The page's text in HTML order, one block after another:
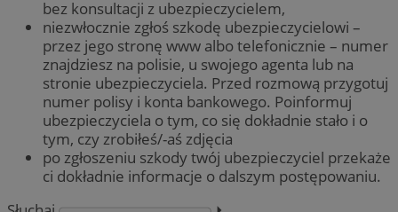
bez konsultacji z ubezpieczycielem,
niezwłocznie zgłoś szkodę ubezpieczycielowi –
przez jego stronę www albo telefonicznie – numer
znajdziesz na polisie, u swojego agenta lub na
stronie ubezpieczyciela. Przed rozmową przygotuj
numer polisy i konta bankowego. Poinformuj
ubezpieczyciela o tym, co się dokładnie stało i o
tym, czy zrobiłeś/-aś zdjęcia
po zgłoszeniu szkody twój ubezpieczyciel przekaże
ci dokładnie informacje o dalszym postępowaniu.